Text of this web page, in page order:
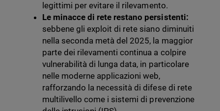
legittimi per evitare il rilevamento.
Le minacce di rete restano persistenti:
sebbene gli exploit di rete siano diminuiti
nella seconda metà del 2025, la maggior
parte dei rilevamenti continua a colpire
vulnerabilità di lunga data, in particolare
nelle moderne applicazioni web,
rafforzando la necessità di difese di rete
multilivello come i sistemi di prevenzione